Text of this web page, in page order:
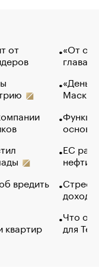
от
вредить
квартир
«От
глава
Маск в
основ
ЕС
нефти
Что
для